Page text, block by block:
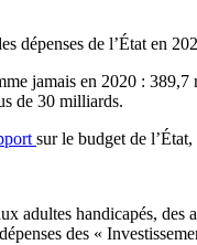
dépenses de l’État en
jamais en 2020 :
de 30 milliards.
sur le budget de
adultes handicapés,
des «